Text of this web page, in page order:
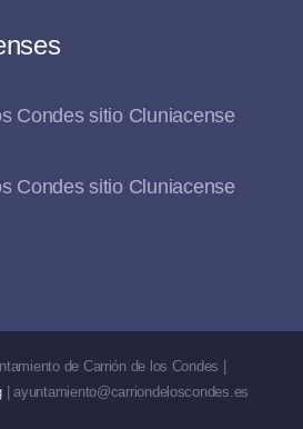
de Carrión de los Condes |
| ayuntamiento@carriondeloscondes.es